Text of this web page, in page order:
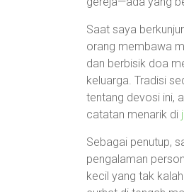
Saat saya
orang membawa
dan berbisik doa
keluarga. Tradisi
tentang devosi ini,
catatan menarik di
Sebagai penutup,
pengalaman
kecil yang tak